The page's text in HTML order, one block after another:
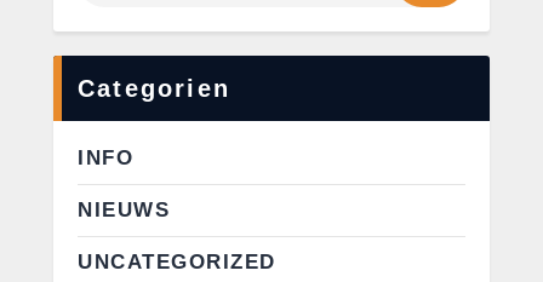
Categorien
INFO
NIEUWS
UNCATEGORIZED